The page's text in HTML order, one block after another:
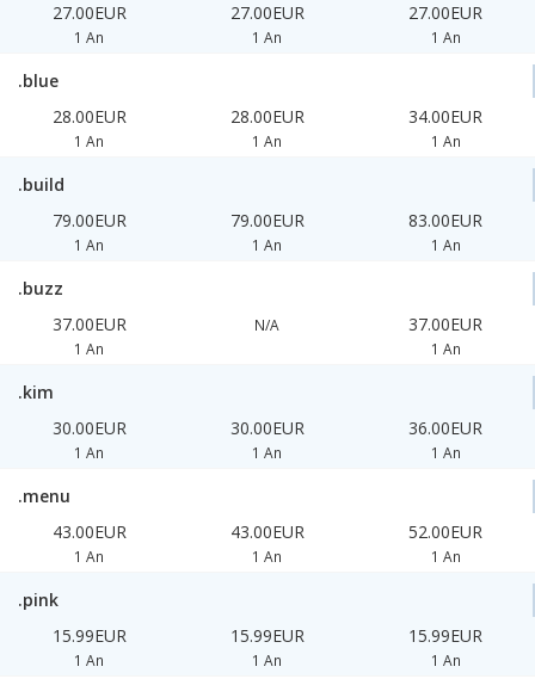
27.00EUR
1 An
27.00EUR
1 An
27.00EUR
1 An
.blue
28.00EUR
1 An
28.00EUR
1 An
34.00EUR
1 An
.build
79.00EUR
1 An
79.00EUR
1 An
83.00EUR
1 An
.buzz
37.00EUR
1 An
N/A 37.00EUR
1 An
.kim
30.00EUR
1 An
30.00EUR
1 An
36.00EUR
1 An
.menu
43.00EUR
1 An
43.00EUR
1 An
52.00EUR
1 An
.pink
15.99EUR
1 An
15.99EUR
1 An
15.99EUR
1 An